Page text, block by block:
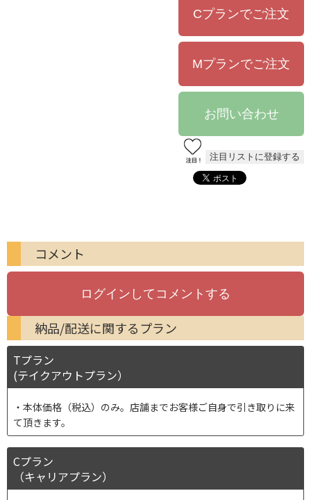
コメント
納品/配送に関するプラン
Tプラン
(テイクアウトプラン）
本体価格（税込）のみ。店舗までお客様ご自身で引き取りに来
て頂きます。
Cプラン
（キャリアプラン）